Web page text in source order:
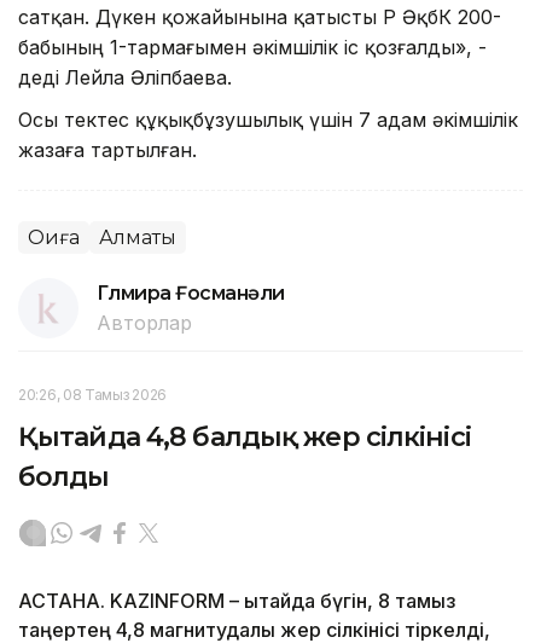
сатқан. Дүкен қожайынына қатысты ҚР ӘқбК 200-
бабының 1-тармағымен әкімшілік іс қозғалды», -
деді Лейла Әліпбаева.
Осы тектес құқықбұзушылық үшін 7 адам әкімшілік
жазаға тартылған.
Оқиға Алматы
Гүлмира Ғосманәли
Авторлар
20:26, 08 Тамыз 2026
Қытайда 4,8 балдық жер сілкінісі
болды
АСТАНА. KAZINFORM – Қытайда бүгін, 8 тамыз
таңертең 4,8 магнитудалы жер сілкінісі тіркелді,